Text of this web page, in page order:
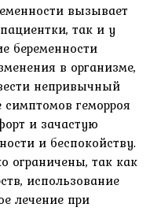
вызывает
так и у
беременности
в организме,
непривычный
геморроя
и зачастую
и беспокойству.
ограничены, так как
использование
лечение при